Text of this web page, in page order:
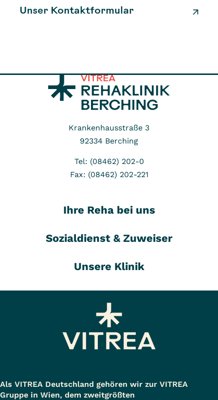
Unser Kontaktformular
Krankenhausstraße 3
92334 Berching
Tel: (08462) 202-0
Fax: (08462) 202-221
Ihre Reha bei uns
Sozialdienst & Zuweiser
Unsere Klinik
Als VITREA Deutschland gehören wir zur VITREA
Gruppe in Wien, dem zweitgrößten